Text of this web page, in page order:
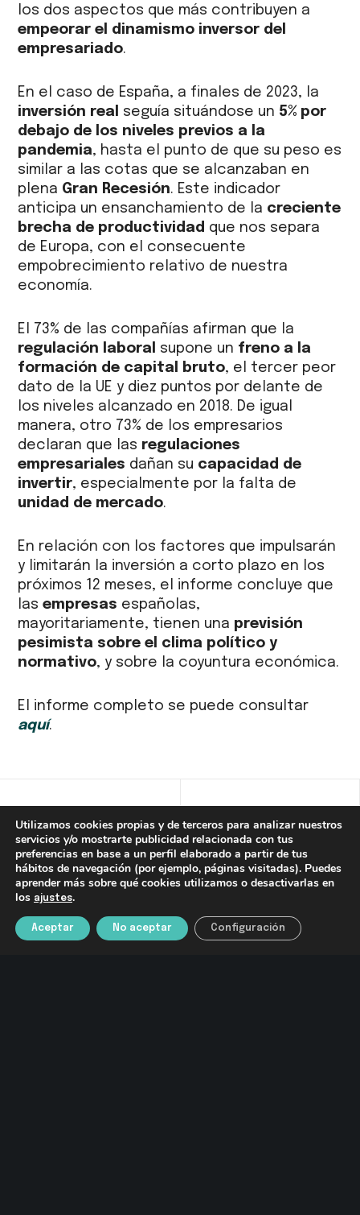
los dos aspectos que más contribuyen a
empeorar el dinamismo inversor del
empresariado.
En el caso de España, a finales de 2023, la
inversión real
seguía situándose un 5% por
debajo de los niveles previos a la
pandemia, hasta el punto de que su peso es
similar a las cotas que se alcanzaban en
plena Gran Recesión. Este indicador
anticipa un ensanchamiento de la creciente
brecha de productividad que nos separa
de Europa, con el consecuente
empobrecimiento relativo de nuestra
economía.
El 73% de las compañías afirman que la
regulación laboral
supone un freno a la
formación de capital bruto, el tercer peor
dato de la UE y diez puntos por delante de
los niveles alcanzado en 2018. De igual
manera, otro 73% de los empresarios
declaran que las regulaciones
empresariales dañan su capacidad de
invertir, especialmente por la falta de
unidad de mercado.
En relación con los factores que impulsarán
y limitarán la inversión a corto plazo en los
próximos 12 meses, el informe concluye que
lasempresas españolas,
mayoritariamente, tienen una previsión
pesimista sobre el clima político y
normativo, y sobre la coyuntura económica.
El informe completo se puede consultar
aquí.
Share : Email Facebook X Linkedin
Reddit
Tumblr
Utilizamos cookies propias y de terceros para analizar nuestros
servicios y/o mostrarte publicidad relacionada con tus
preferencias en base a un perfil elaborado a partir de tus
hábitos de navegación (por ejemplo, páginas visitadas). Puedes
aprender más sobre qué cookies utilizamos o desactivarlas en
los ajustes.
Aceptar No aceptar Configuración